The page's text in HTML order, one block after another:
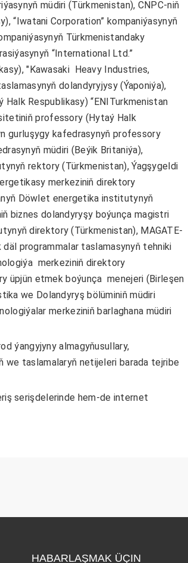
müdiri (Türkmenistan), CNPC-niň
“Iwatani Corporation” kompaniýasynyň
Türkmenistandaky
“International Ltd.”
"Kawasaki Heavy Industries,
dolandyryjysy (Ýaponiýa),
Halk Respublikasy) “ENITurkmenistan
professory (Hytaý Halk
gurluşygy kafedrasynyň professory
müdiri (Beýik Britaniýa),
rektory (Türkmenistan), Ýagşygeldi
merkeziniň direktory
Döwlet energetika institutynyň
biznes dolandyryşy boýunça magistri
direktory (Türkmenistan), MAGATE-
programmalar taslamasynyň tehniki
merkeziniň direktory
üpjün etmek boýunça menejeri (Birleşen
we Dolandyryş bölüminiň müdiri
merkeziniň barlaghana müdiri
ýangyjyny almagyňusullary,
we taslamalaryň netijeleri barada tejribe
serişdelerinde hem-de internet
HABARLAŞMAK ÜÇIN